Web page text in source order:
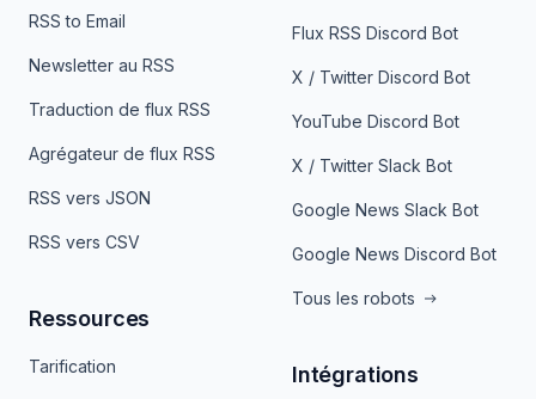
RSS to Email
Newsletter au RSS
Traduction de flux RSS
Agrégateur de flux RSS
RSS vers JSON
RSS vers CSV
Ressources
Tarification
Flux RSS Discord Bot
X / Twitter Discord Bot
YouTube Discord Bot
X / Twitter Slack Bot
Google News Slack Bot
Google News Discord Bot
Tous les robots
Intégrations